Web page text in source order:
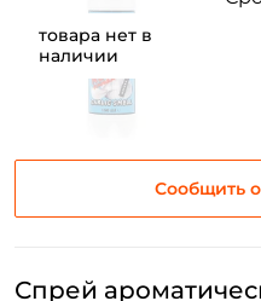
товара нет в
наличии
Сообщить
Спрей
Придумайте пароль: *
Повторите пароль: *
персональных данных
У меня уже